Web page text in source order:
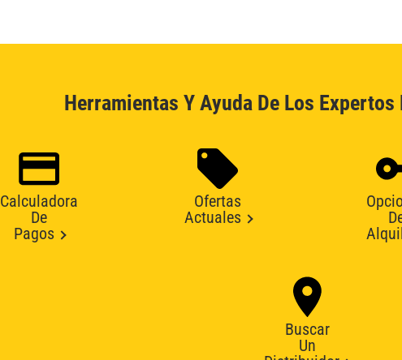
Herramientas Y Ayuda De Los Expertos
Calculadora
De
Pagos
Ofertas
Actuales
Buscar
Un